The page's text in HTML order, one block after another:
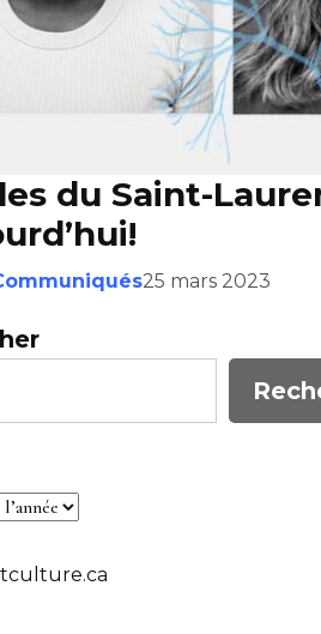
du Saint-
25 mars 2023